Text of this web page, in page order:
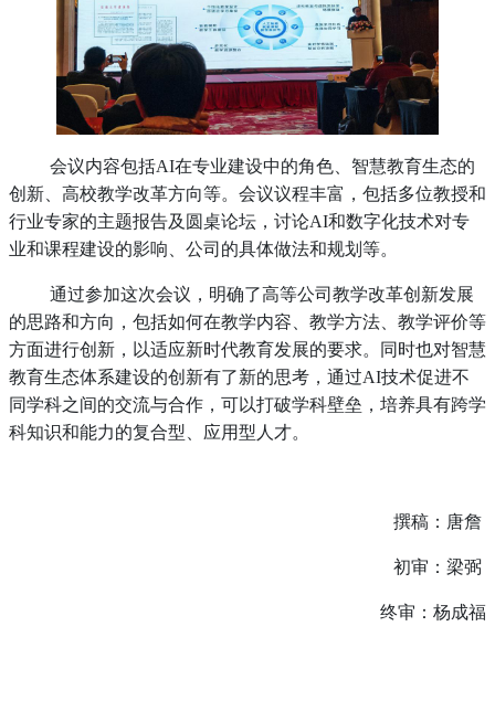
会议内容包括AI在专业建设中的角色、智慧教育生态的
创新、高校教学改革方向等。会议议程丰富，包括多位教授和
行业专家的主题报告及圆桌论坛，讨论AI和数字化技术对专
业和课程建设的影响、公司的具体做法和规划等。
通过参加这次会议，明确了高等公司教学改革创新发展
的思路和方向，包括如何在教学内容、教学方法、教学评价等
方面进行创新，以适应新时代教育发展的要求。同时也对智慧
教育生态体系建设的创新有了新的思考，通过AI技术促进不
同学科之间的交流与合作，可以打破学科壁垒，培养具有跨学
科知识和能力的复合型、应用型人才。
撰稿：唐詹
初审：梁弼
终审：杨成福